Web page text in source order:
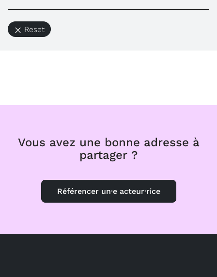
Reset
Vous avez une bonne adresse à
partager ?
Référencer un·e acteur·rice